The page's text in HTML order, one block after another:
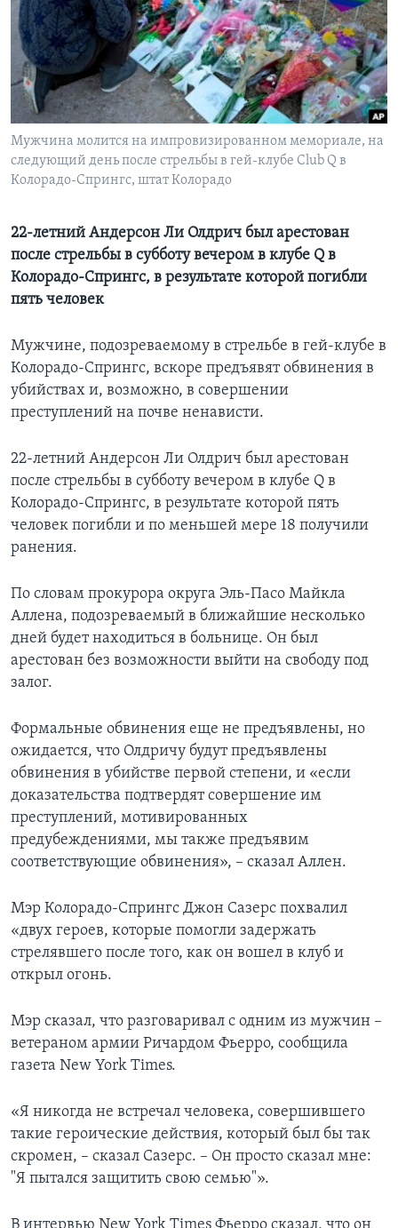
Learning English
СОЦИАЛЬНЫЕ СЕТИ
Языки
Мужчина молится на импровизированном мемориале, на
следующий день после стрельбы в гей-клубе Club Q в
Колорадо-Спрингс, штат Колорадо
22-летний Андерсон Ли Олдрич был арестован
после стрельбы в субботу вечером в клубе Q в
Колорадо-Спрингс, в результате которой погибли
пять человек
Мужчине, подозреваемому в стрельбе в гей-клубе в
Колорадо-Спрингс, вскоре предъявят обвинения в
убийствах и, возможно, в совершении
преступлений на почве ненависти.
22-летний Андерсон Ли Олдрич был арестован
после стрельбы в субботу вечером в клубе Q в
Колорадо-Спрингс, в результате которой пять
человек погибли и по меньшей мере 18 получили
ранения.
По словам прокурора округа Эль-Пасо Майкла
Аллена, подозреваемый в ближайшие несколько
дней будет находиться в больнице. Он был
арестован без возможности выйти на свободу под
залог.
Формальные обвинения еще не предъявлены, но
ожидается, что Олдричу будут предъявлены
обвинения в убийстве первой степени, и «если
доказательства подтвердят совершение им
преступлений, мотивированных
предубеждениями, мы также предъявим
соответствующие обвинения», – сказал Аллен.
Мэр Колорадо-Спрингс Джон Сазерс похвалил
«двух героев, которые помогли задержать
стрелявшего после того, как он вошел в клуб и
открыл огонь.
Мэр сказал, что разговаривал с одним из мужчин –
ветераном армии Ричардом Фьерро, сообщила
газета New York Times.
«Я никогда не встречал человека, совершившего
такие героические действия, который был бы так
скромен, – сказал Сазерс. – Он просто сказал мне:
"Я пытался защитить свою семью"».